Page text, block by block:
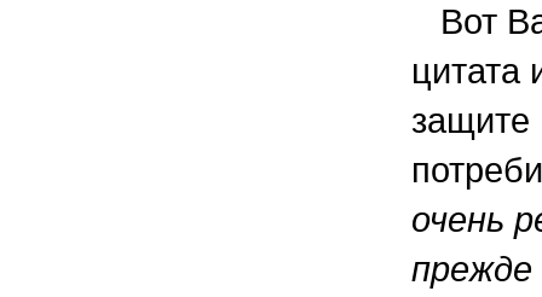
Вот
цитата
защите
очень
прежде